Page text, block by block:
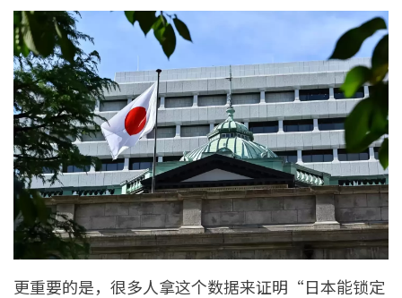
更重要的是，很多人拿这个数据来证明“日本能锁定